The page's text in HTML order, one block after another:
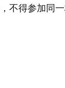
得参加同